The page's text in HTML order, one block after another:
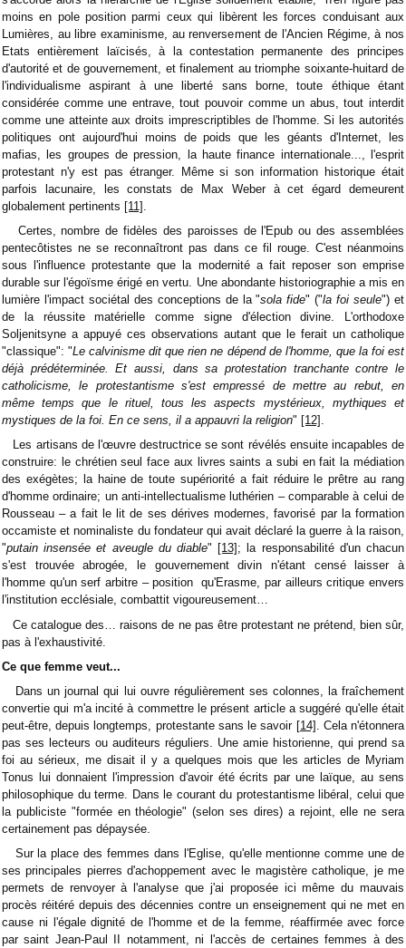
moins en pole position parmi ceux qui libèrent les forces conduisant aux
Lumières, au libre examinisme, au renversement de l'Ancien Régime, à nos
Etats entièrement laïcisés, à la contestation permanente des principes
d'autorité et de gouvernement, et finalement au triomphe soixante-huitard de
l'individualisme aspirant à une liberté sans borne, toute éthique étant
considérée comme une entrave, tout pouvoir comme un abus, tout interdit
comme une atteinte aux droits imprescriptibles de l'homme. Si les autorités
politiques ont aujourd'hui moins de poids que les géants d'Internet, les
mafias, les groupes de pression, la haute finance internationale..., l'esprit
protestant n'y est pas étranger. Même si son information historique était
parfois lacunaire, les constats de Max Weber à cet égard demeurent
globalement pertinents [11] .
Certes, nombre de fidèles des paroisses de l'Epub ou des assemblées
pentecôtistes ne se reconnaîtront pas dans ce fil rouge. C'est néanmoins
sous l'influence protestante que la modernité a fait reposer son emprise
durable sur l'égoïsme érigé en vertu. Une abondante historiographie a mis en
lumière l'impact sociétal des conceptions de la "sola fide" ("la foi seule") et
de la réussite matérielle comme signe d'élection divine. L'orthodoxe
Soljenitsyne a appuyé ces observations autant que le ferait un catholique
"classique": "Le calvinisme dit que rien ne dépend de l'homme, que la foi est
déjà prédéterminée. Et aussi, dans sa protestation tranchante contre le
catholicisme, le protestantisme s'est empressé de mettre au rebut, en
même temps que le rituel, tous les aspects mystérieux, mythiques et
mystiques de la foi. En ce sens, il a appauvri la religion" [12] .
Les artisans de l'œuvre destructrice se sont révélés ensuite incapables de
construire: le chrétien seul face aux livres saints a subi en fait la médiation
des exégètes; la haine de toute supériorité a fait réduire le prêtre au rang
d'homme ordinaire; un anti-intellectualisme luthérien – comparable à celui de
Rousseau – a fait le lit de ses dérives modernes, favorisé par la formation
occamiste et nominaliste du fondateur qui avait déclaré la guerre à la raison,
"putain insensée et aveugle du diable" [13] ; la responsabilité d'un chacun
s'est trouvée abrogée, le gouvernement divin n'étant censé laisser à
l'homme qu'un serf arbitre – position qu'Erasme, par ailleurs critique envers
l'institution ecclésiale, combattit vigoureusement…
Ce catalogue des… raisons de ne pas être protestant ne prétend, bien sûr,
pas à l'exhaustivité.
Ce que femme veut...
Dans un journal qui lui ouvre régulièrement ses colonnes, la fraîchement
convertie qui m'a incité à commettre le présent article a suggéré qu'elle était
peut-être, depuis longtemps, protestante sans le savoir [14]
. Cela n'étonnera
pas ses lecteurs ou auditeurs réguliers. Une amie historienne, qui prend sa
foi au sérieux, me disait il y a quelques mois que les articles de Myriam
Tonus lui donnaient l'impression d'avoir été écrits par une laïque, au sens
philosophique du terme. Dans le courant du protestantisme libéral, celui que
la publiciste "formée en théologie" (selon ses dires) a rejoint, elle ne sera
certainement pas dépaysée.
Sur la place des femmes dans l'Eglise, qu'elle mentionne comme une de
ses principales pierres d'achoppement avec le magistère catholique, je me
permets de renvoyer à l'analyse que j'ai proposée ici même du mauvais
procès réitéré depuis des décennies contre un enseignement qui ne met en
cause ni l'égale dignité de l'homme et de la femme, réaffirmée avec force
par saint Jean-Paul II notamment, ni l'accès de certaines femmes à des